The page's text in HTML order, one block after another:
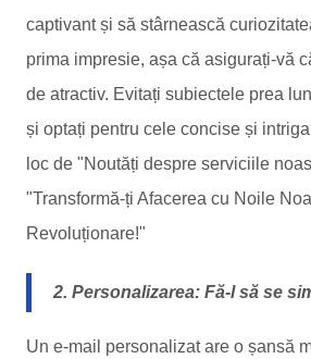
captivant și să stârnească
prima impresie, așa că asigurați-vă
de atractiv. Evitați subiectele prea
și optați pentru cele concise și
loc de "Noutăți despre serviciile
"Transformă-ți Afacerea cu Noile
Revoluționare!"
2. Personalizarea: Fă-l să se
Un e-mail personalizat are o șansă